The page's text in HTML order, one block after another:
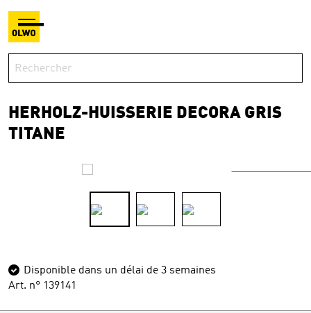
HERHOLZ-HUISSERIE DECORA GRIS
TITANE
Disponible dans un délai de 3 semaines
Art. n° 139141